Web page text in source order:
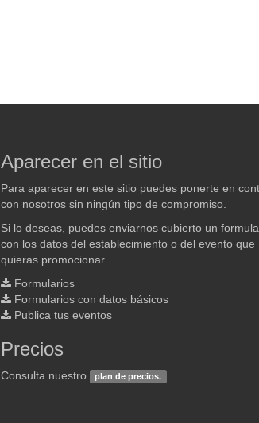
Aparecer en el sitio
Para aparecer en este sitio puedes ponerte en
con nosotros sin ningún tipo de compromiso.
Si lo deseas, puedes enviarnos cubierto un
con los datos del establecimiento o del evento que
quieras promocionar.
Formularios
Formularios con datos básicos
Publica tus eventos
Precios
Consulta nuestro plan de precios.